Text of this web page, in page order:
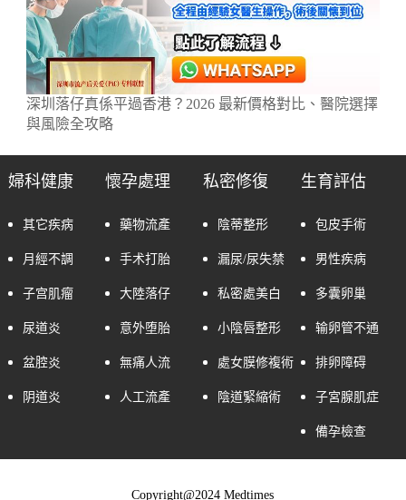
深圳落仔真係平過香港？2026 最新價格對比、醫院選擇
與風險全攻略
婦科健康
其它疾病
月經不調
子宫肌瘤
尿道炎
盆腔炎
阴道炎
懷孕處理
藥物流產
手术打胎
大陸落仔
意外堕胎
無痛人流
人工流產
私密修復
陰蒂整形
漏尿/尿失禁
私密處美白
小陰唇整形
處女膜修複術
陰道緊縮術
生育評估
包皮手術
男性疾病
多囊卵巢
输卵管不通
排卵障碍
子宮腺肌症
備孕檢查
Copyright@2024 Medtimes